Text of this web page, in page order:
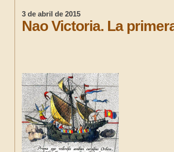
3 de abril de 2015
Nao Victoria. La